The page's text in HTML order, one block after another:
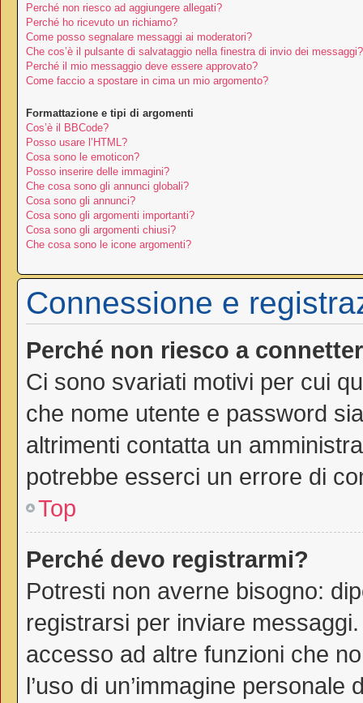
Perché non riesco ad aggiungere allegati?
Perché ho ricevuto un richiamo?
Come posso segnalare messaggi ai moderatori?
Che cos’è il pulsante di salvataggio nella finestra di invio dei messaggi?
Perché il mio messaggio deve essere approvato?
Come faccio a spostare in cima un mio argomento?
Formattazione e tipi di argomenti
Cos’è il BBCode?
Posso usare l’HTML?
Cosa sono le emoticon?
Posso inserire delle immagini?
Che cosa sono gli annunci globali?
Cosa sono gli annunci?
Cosa sono gli argomenti importanti?
Cosa sono gli argomenti chiusi?
Che cosa sono le icone argomenti?
Connessione e
Perché non riesco a
Ci sono svariati motivi per cui
che nome utente e password
altrimenti contatta un
potrebbe esserci un errore di
Top
Perché devo registrarmi?
Potresti non averne bisogno:
registrarsi per inviare
accesso ad altre funzioni che
l’uso di un’immagine